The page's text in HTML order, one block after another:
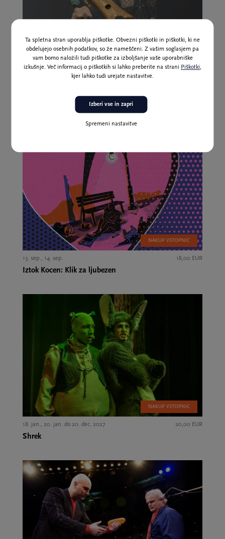
Več o razstavi Čivki iz preteklosti
Pedagoški program ob razstavi: Čivki iz preteklosti
NAKUP VSTOPNIC
13. sep., 14. sep. 18,00 EUR
Iztok Kocen: Klik za ljubezen
NAKUP VSTOPNIC
18. jan., 20. jan. do 20. dec. 2027 20,00 EUR
Shrek
Ta spletna stran uporablja piškotke. Obvezni piškotki in piškotki, ki ne
obdelujejo osebnih podatkov, so že nameščeni. Z vašim soglasjem pa
vam bomo naložili tudi piškotke za izboljšanje vaše uporabniške
izkušnje. Več informacij o piškotkih si lahko preberite na strani Piškotki,
kjer lahko tudi urejate nastavitve.
Spremeni nastavitve
Izberi vse in zapri